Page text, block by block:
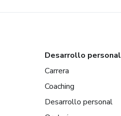
Desarrollo personal
Carrera
Coaching
Desarrollo personal